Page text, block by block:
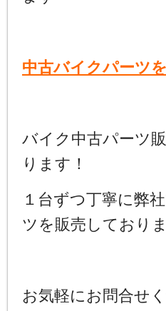
中古バイクパーツ
バイク中古パーツ
ります！
１台ずつ丁寧に弊
ツを販売しておりま
お気軽にお問合せく